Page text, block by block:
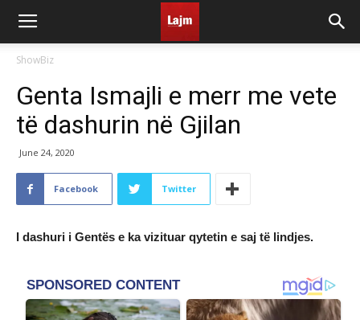
ShowBiz
Genta Ismajli e merr me vete
të dashurin në Gjilan
June 24, 2020
Facebook Twitter
I dashuri i Gentës e ka vizituar qytetin e saj të lindjes.